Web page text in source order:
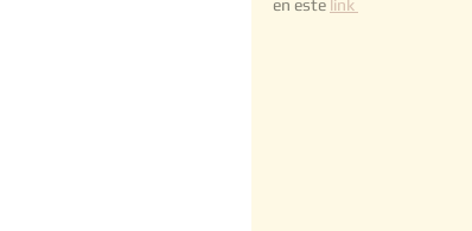
en este link